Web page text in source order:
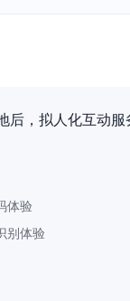
后，拟人化互动
体验
别体验